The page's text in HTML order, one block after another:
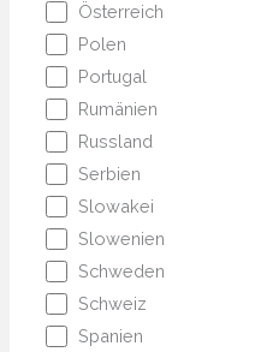
Österreich
Polen
Portugal
Rumänien
Russland
Serbien
Slowakei
Slowenien
Schweden
Schweiz
Spanien